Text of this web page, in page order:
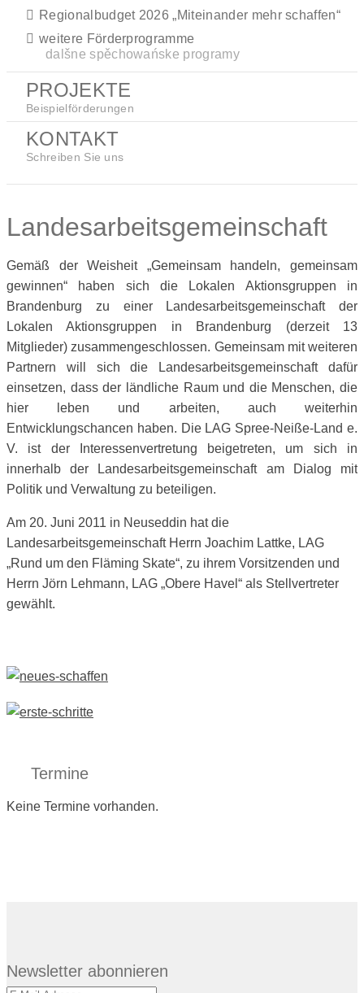
Regionalbudget 2026 „Miteinander mehr schaffen“
weitere Förderprogramme
dalšne spěchowańske programy
PROJEKTE
Beispielförderungen
KONTAKT
Schreiben Sie uns
Landesarbeitsgemeinschaft
Gemäß der Weisheit „Gemeinsam handeln, gemeinsam
gewinnen“ haben sich die Lokalen Aktionsgruppen in
Brandenburg zu einer Landesarbeitsgemeinschaft der
Lokalen Aktionsgruppen in Brandenburg (derzeit 13
Mitglieder) zusammengeschlossen. Gemeinsam mit weiteren
Partnern will sich die Landesarbeitsgemeinschaft dafür
einsetzen, dass der ländliche Raum und die Menschen, die
hier leben und arbeiten, auch weiterhin
Entwicklungschancen haben. Die LAG Spree-Neiße-Land e.
V. ist der Interessenvertretung beigetreten, um sich in
innerhalb der Landesarbeitsgemeinschaft am Dialog mit
Politik und Verwaltung zu beteiligen.
Am 20. Juni 2011 in Neuseddin hat die
Landesarbeitsgemeinschaft Herrn Joachim Lattke, LAG
„Rund um den Fläming Skate“, zu ihrem Vorsitzenden und
Herrn Jörn Lehmann, LAG „Obere Havel“ als Stellvertreter
gewählt.
Termine
Keine Termine vorhanden.
Newsletter abonnieren